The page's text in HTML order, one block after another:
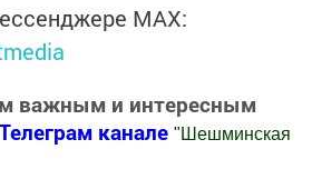
MАХ:
важным и интересным
Телеграм канале " Шешминская